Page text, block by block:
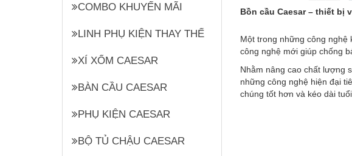
COMBO KHUYẾN MÃI
LINH PHỤ KIỆN THAY THẾ
XÍ XỔM CAESAR
BÀN CẦU CAESAR
PHỤ KIỆN CAESAR
BỘ TỦ CHẬU CAESAR
Bồn cầu Caesar – thiết bị
Một trong những công nghệ
công nghệ mới giúp chống
Nhằm nâng cao chất lượng
những công nghệ hiện đại
chúng tốt hơn và kéo dài